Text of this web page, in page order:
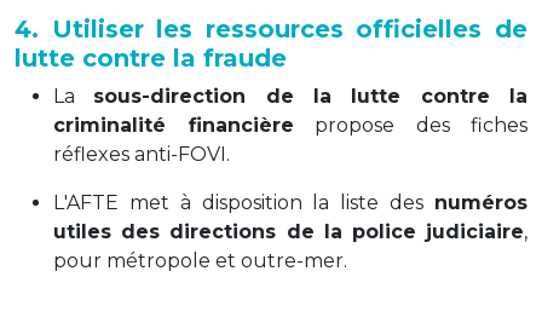
4. Utiliser les ressources officielles de
lutte contre la fraude
La sous-direction de la lutte contre la
criminalité financière propose des fiches
réflexes anti-FOVI.
L'AFTE met à disposition la liste des numéros
utiles des directions de la police judiciaire,
pour métropole et outre-mer.